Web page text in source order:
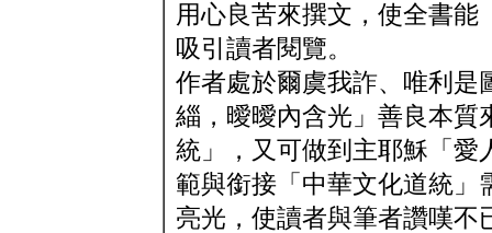
用心良苦來撰文，使全書
吸引讀者閱覽。
作者處於爾虞我詐、唯利是
緇，曖曖內含光」善良本質
統」，又可做到主耶穌「愛
範與銜接「中華文化道統」
亮光，使讀者與筆者讚嘆不